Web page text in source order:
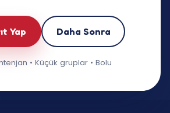
Yap Daha Sonra
• Küçük gruplar • Bolu
yaş)